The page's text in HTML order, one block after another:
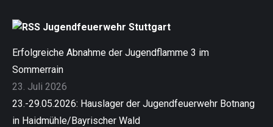
Jugendfeuerwehr Stuttgart
Erfolgreiche Abnahme der Jugendflamme 3 im
Sommerrain
23. Juli 2026
23.-29.05.2026: Hauslager der Jugendfeuerwehr Botnang
in Haidmühle/Bayrischer Wald